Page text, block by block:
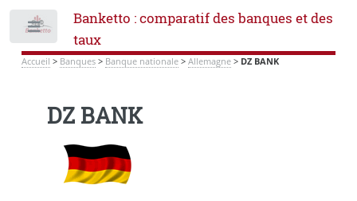
Banketto : comparatif des banques et des
taux
Accueil > Banques> Banque nationale> Allemagne> DZ BANK
DZ BANK